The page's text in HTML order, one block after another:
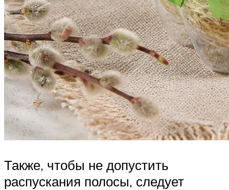
Также, чтобы не допустить
распускания полосы, следует